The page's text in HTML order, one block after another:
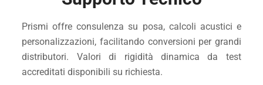
Prismi offre consulenza su posa, calcoli acustici e
personalizzazioni, facilitando conversioni per grandi
distributori. Valori di rigidità dinamica da test
accreditati disponibili su richiesta.